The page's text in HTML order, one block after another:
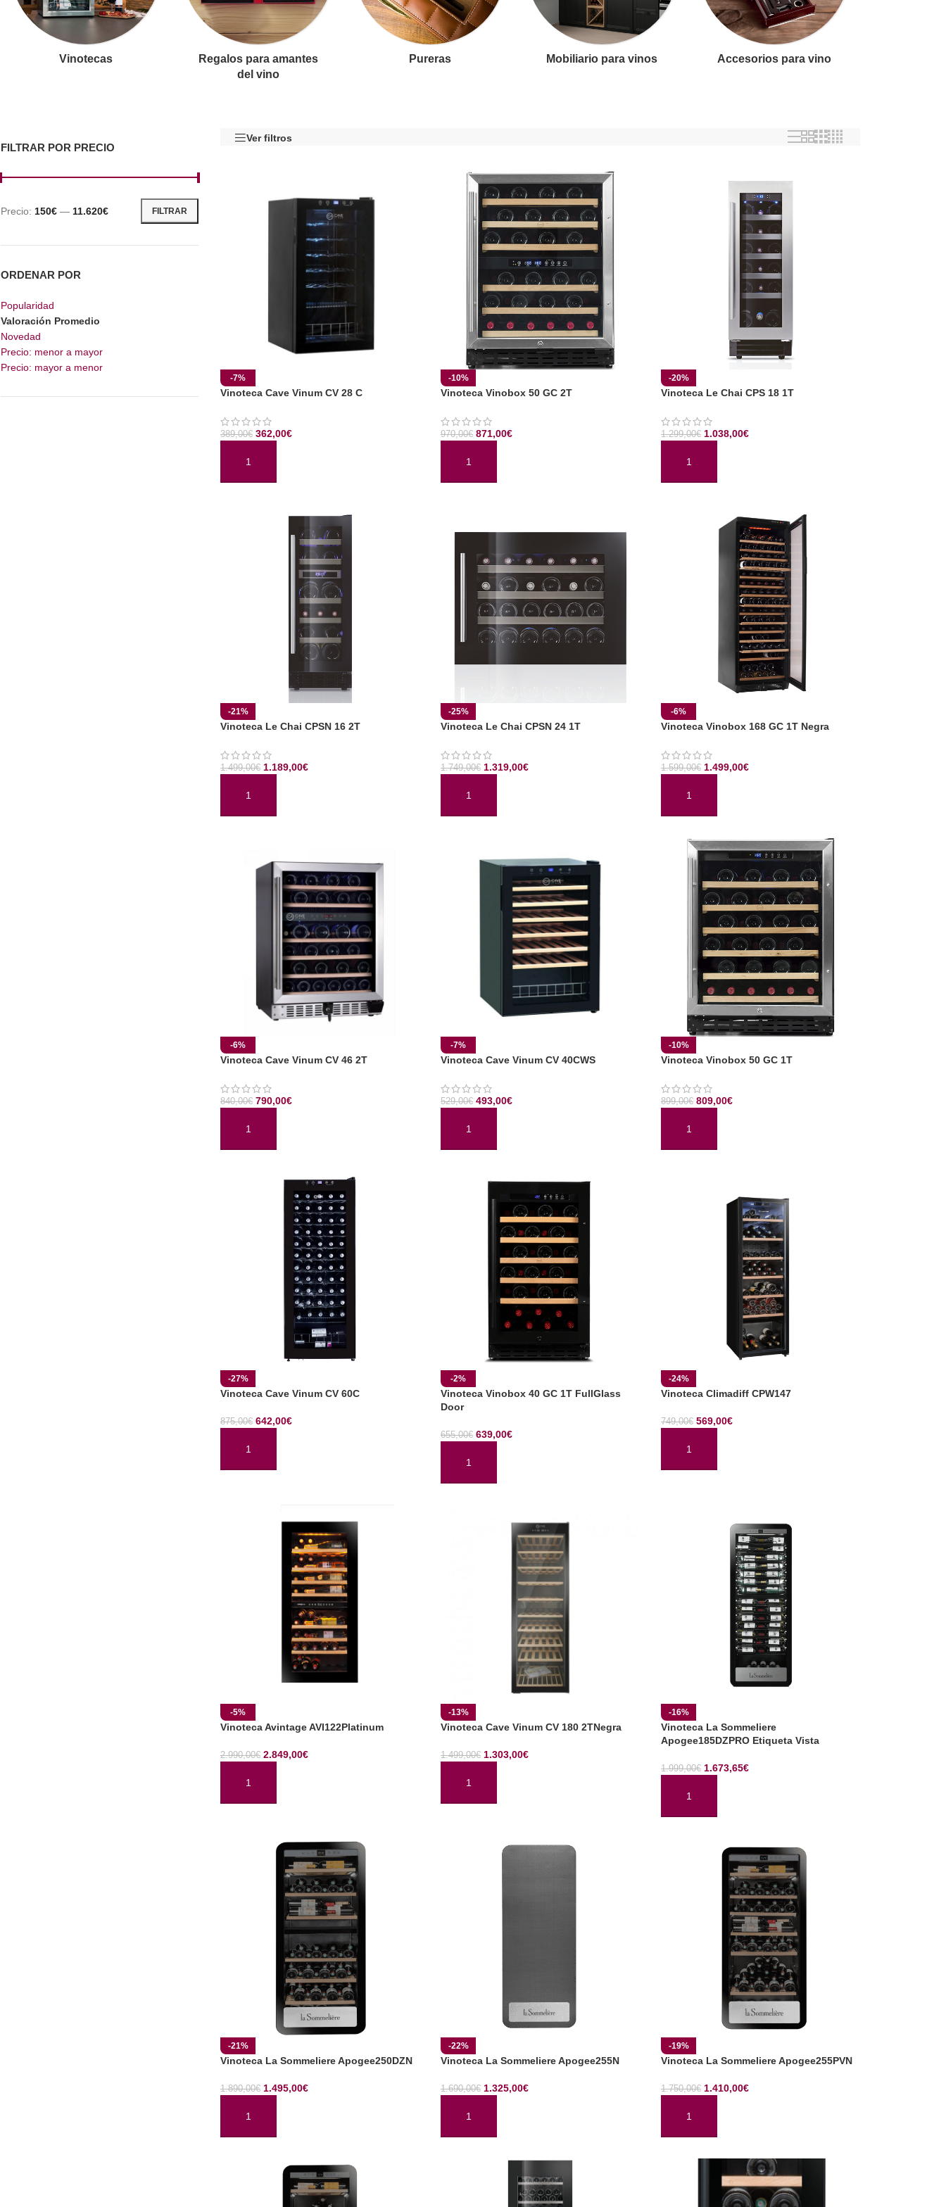
Vinotecas
Regalos para amantes
del vino
Pureras Mobiliario para vinos Accesorios para vino
FILTRAR POR PRECIO
FILTRAR
Precio: 150€— 11.620€
ORDENAR POR
Popularidad
Valoración Promedio
Novedad
Precio: menor a mayor
Precio: mayor a menor
Ver filtros
-7%
Vinoteca Cave Vinum CV 28 C
389,00€ 362,00€
AÑADIR AL CARRITO
-10%
Vinoteca Vinobox 50 GC 2T
970,00€ 871,00€
AÑADIR AL CARRITO
-20%
Vinoteca Le Chai CPS 18 1T
1.299,00€ 1.038,00€
AÑADIR AL CARRITO
-21%
Vinoteca Le Chai CPSN 16 2T
1.499,00€ 1.189,00€
AÑADIR AL CARRITO
-25%
Vinoteca Le Chai CPSN 24 1T
1.749,00€ 1.319,00€
AÑADIR AL CARRITO
-6%
Vinoteca Vinobox 168 GC 1T Negra
1.599,00€ 1.499,00€
AÑADIR AL CARRITO
-6%
Vinoteca Cave Vinum CV 46 2T
840,00€ 790,00€
AÑADIR AL CARRITO
-7%
Vinoteca Cave Vinum CV 40CWS
529,00€ 493,00€
AÑADIR AL CARRITO
-10%
Vinoteca Vinobox 50 GC 1T
899,00€ 809,00€
AÑADIR AL CARRITO
-27%
Vinoteca Cave Vinum CV 60C
875,00€ 642,00€
AÑADIR AL CARRITO
-2%
Vinoteca Vinobox 40 GC 1T FullGlass
Door
655,00€ 639,00€
AÑADIR AL CARRITO
-24%
Vinoteca Climadiff CPW147
749,00€ 569,00€
AÑADIR AL CARRITO
-5%
Vinoteca Avintage AVI122Platinum
2.990,00€ 2.849,00€
AÑADIR AL CARRITO
-13%
Vinoteca Cave Vinum CV 180 2TNegra
1.499,00€ 1.303,00€
AÑADIR AL CARRITO
-16%
Vinoteca La Sommeliere
Apogee185DZPRO Etiqueta Vista
1.999,00€ 1.673,65€
AÑADIR AL CARRITO
-21%
Vinoteca La Sommeliere Apogee250DZN
1.890,00€ 1.495,00€
AÑADIR AL CARRITO
-22%
Vinoteca La Sommeliere Apogee255N
1.690,00€ 1.325,00€
AÑADIR AL CARRITO
-19%
Vinoteca La Sommeliere Apogee255PVN
1.750,00€ 1.410,00€
AÑADIR AL CARRITO